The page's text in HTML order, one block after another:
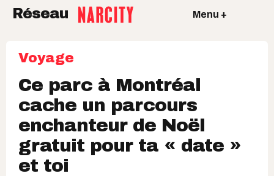
Réseau Menu +
Voyage
Ce parc à Montréal
cache un parcours
enchanteur de Noël
gratuit pour ta « date »
et toi